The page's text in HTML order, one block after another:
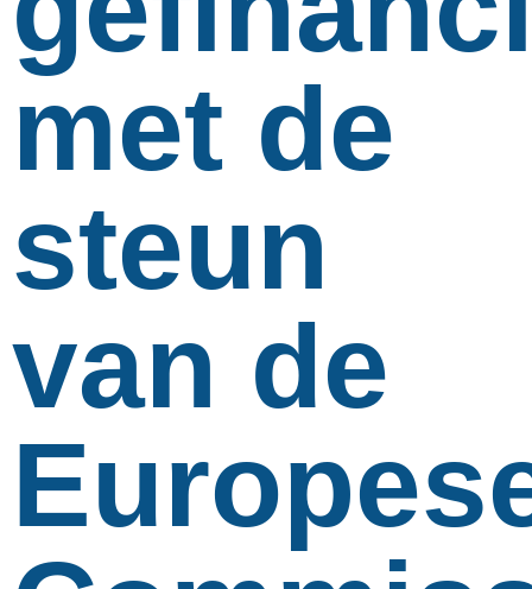
met de
steun
van de